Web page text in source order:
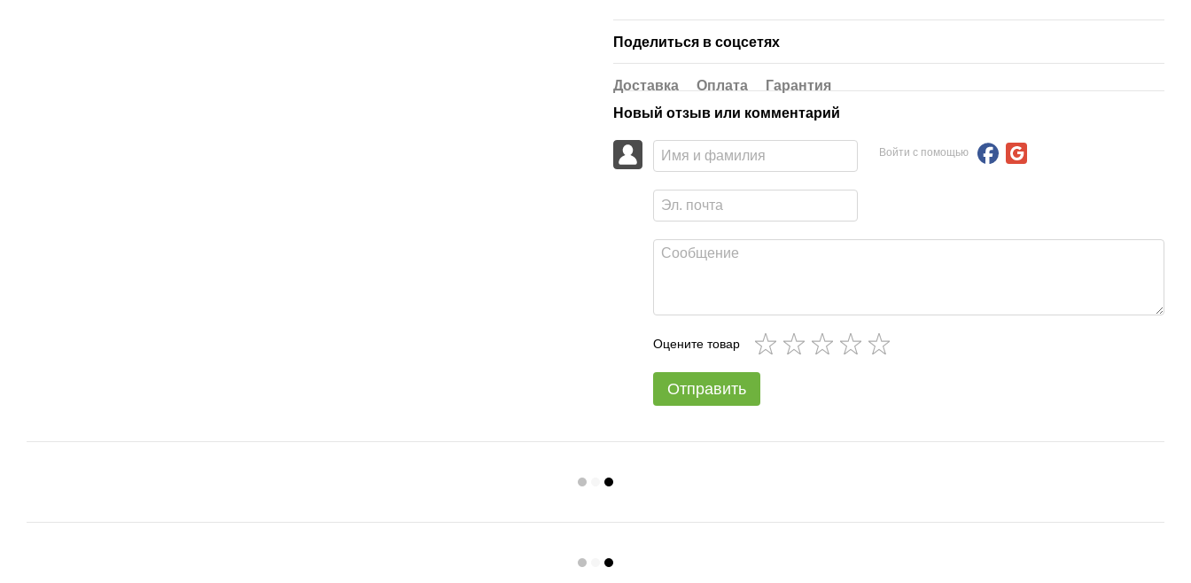
Поделиться в соцсетях
Доставка Оплата
Гарантия
Новый отзыв или комментарий
Войти с помощью
Оцените товар
Отправить